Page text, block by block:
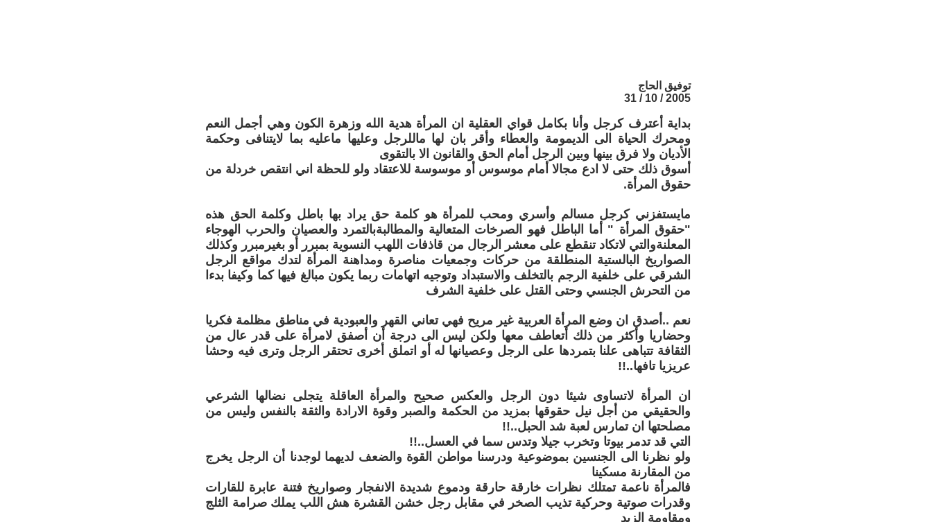
توفيق الحاج
2005 / 10 / 31
بداية أعترف كرجل وأنا بكامل قواي العقلية ان المرأة هدية الله وزهرة الكون وهي أجمل النعم
ومحرك الحياة الى الديمومة والعطاء وأقر بان لها ماللرجل وعليها ماعليه بما لايتنافى وحكمة
الأديان ولا فرق بينها وبين الرجل أمام الحق والقانون الا بالتقوى
أسوق ذلك حتى لا ادع مجالا أمام موسوس أو موسوسة للاعتقاد ولو للحظة اني انتقص خردلة من
حقوق المرأة.
مايستفزني كرجل مسالم وأسري ومحب للمرأة هو كلمة حق يراد بها باطل وكلمة الحق هذه
"حقوق المرأة " أما الباطل فهو الصرخات المتعالية والمطالبةبالتمرد والعصيان والحرب الهوجاء
المعلنةوالتي لاتكاد تنقطع على معشر الرجال من قاذفات اللهب النسوية بمبرر أو بغيرمبرر وكذلك
الصواريخ البالستية المنطلقة من حركات وجمعيات مناصرة ومداهنة المرأة لتدك مواقع الرجل
الشرقي على خلفية الرجم بالتخلف والاستبداد وتوجيه اتهامات ربما يكون مبالغ فيها كما وكيفا بدءا
من التحرش الجنسي وحتى القتل على خلفية الشرف
نعم ..أصدق ان وضع المرأة العربية غير مريح فهي تعاني القهر والعبودية في مناطق مظلمة فكريا
وحضاريا وأكثر من ذلك أتعاطف معها ولكن ليس الى درجة أن أصفق لامرأة على قدر عال من
الثقافة تتباهى علنا بتمردها على الرجل وعصيانها له أو اتملق أخرى تحتقر الرجل وترى فيه وحشا
عريزيا تافها..!!
ان المرأة لاتساوى شيئا دون الرجل والعكس صحيح والمرأة العاقلة يتجلى نضالها الشرعي
والحقيقي من أجل نيل حقوقها بمزيد من الحكمة والصبر وقوة الارادة والثقة بالنفس وليس من
مصلحتها ان تمارس لعبة شد الحبل..!!
التي قد تدمر بيوتا وتخرب جيلا وتدس سما في العسل..!!
ولو نظرنا الى الجنسين بموضوعية ودرسنا مواطن القوة والضعف لديهما لوجدنا أن الرجل يخرج
من المقارنة مسكينا
فالمرأة ناعمة تمتلك نظرات خارقة حارقة ودموع شديدة الانفجار وصواريخ فتنة عابرة للقارات
وقدرات صوتية وحركية تذيب الصخر في مقابل رجل خشن القشرة هش اللب يملك صرامة الثلج
ومقاومة الزبد